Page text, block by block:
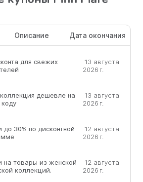
Описание Дата окончания
для свежих
13 августа
2026 г.
дешевле на
коду
13 августа
2026 г.
до 30% по дисконтной
12 августа
2026 г.
на товары из женской
коллекций.
12 августа
2026 г.